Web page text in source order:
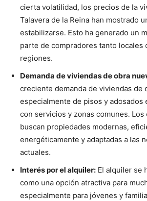
cierta volatilidad, los precios de la
Talavera de la Reina han mostrado
estabilizarse. Esto ha generado un
parte de compradores tanto locales
regiones.
Demanda de viviendas de obra
creciente demanda de viviendas de
especialmente de pisos y adosados
con servicios y zonas comunes. Los
buscan propiedades modernas,
energéticamente y adaptadas a las
actuales.
Interés por el alquiler: El alquiler se
como una opción atractiva para
especialmente para jóvenes y